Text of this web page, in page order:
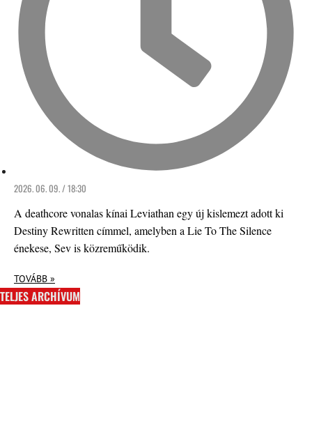
2026. 06. 09. / 18:30
A deathcore vonalas kínai Leviathan egy új kislemezt adott ki
Destiny Rewritten címmel, amelyben a Lie To The Silence
énekese, Sev is közreműködik.
TOVÁBB »
TELJES ARCHÍVUM